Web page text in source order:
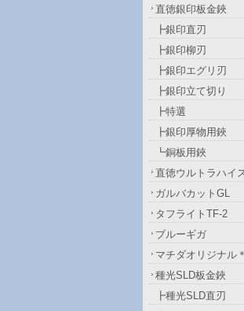
直徳銀印板金鋏
┣銀印直刃
┣銀印柳刃
┣銀印エグリ刃
┣銀印立て切り
┣特選
┣銀印厚物用鋏
┗銅板用鋏
直徳ウルトラハイ
ガルバカットGL
タフライトTF-2
ブルーギガ
マチダオリジナル
種光SLD板金鋏
┣種光SLD直刃